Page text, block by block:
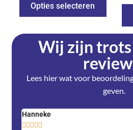
Opties selecteren
Wij zijn trots
Lees hier wat voor
geven.
Hanneke
    